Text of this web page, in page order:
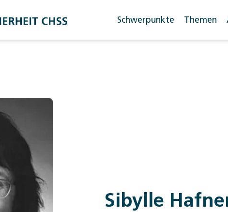
Schwerpunkte Themen
Sibylle